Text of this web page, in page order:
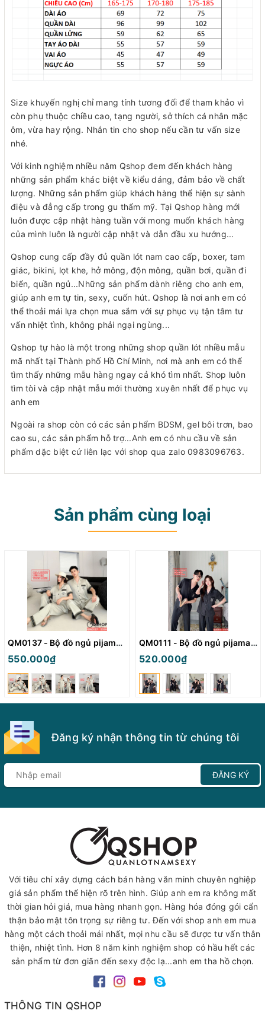
Size khuyến nghị chỉ mang tính tương đối để tham khảo vì
còn phụ thuộc chiều cao, tạng người, sở thích cá nhân mặc
ôm, vừa hay rộng. Nhắn tin cho shop nếu cần tư vấn size
nhé.
Với kinh nghiệm nhiều năm Qshop đem đến khách hàng
những sản phẩm khác biệt về kiểu dáng, đảm bảo về chất
lượng. Những sản phẩm giúp khách hàng thể hiện sự sành
điệu và đẳng cấp trong gu thẩm mỹ. Tại Qshop hàng mới
luôn được cập nhật hàng tuần với mong muốn khách hàng
của mình luôn là người cập nhật và dẫn đầu xu hướng...
Qshop cung cấp đầy đủ quần lót nam cao cấp, boxer, tam
giác, bikini, lọt khe, hở mông, độn mông, quần bơi, quần đi
biển, quần ngủ...Những sản phẩm dành riêng cho anh em,
giúp anh em tự tin, sexy, cuốn hút. Qshop là nơi anh em có
thể thoải mái lựa chọn mua sắm với sự phục vụ tận tâm tư
vấn nhiệt tình, không phải ngại ngùng...
Qshop tự hào là một trong những shop quần lót nhiều mẫu
mã nhất tại Thành phố Hồ Chí Minh, nơi mà anh em có thể
tìm thấy những mẫu hàng ngay cả khó tìm nhất. Shop luôn
tìm tòi và cập nhật mẫu mới thường xuyên nhất để phục vụ
anh em
Ngoài ra shop còn có các sản phẩm BDSM, gel bôi trơn, bao
cao su, các sản phẩm hỗ trợ...Anh em có nhu cầu về sản
phẩm dặc biệt cứ liên lạc với shop qua zalo 0983096763.
Sản phẩm cùng loại
QM0137 - Bộ đồ ngủ pijama cặp đôi lụa mềm mịn quần dài tay ngắn
550.000₫
QM0111 - Bộ đồ ngủ pijama cặp đôi lụa mềm mịn tay ngắn quần dài
520.000₫
Đăng ký nhận thông tin từ chúng tôi
ĐĂNG KÝ
Với tiêu chí xây dựng cách bán hàng văn minh chuyên nghiệp
giá sản phẩm thể hiện rõ trên hình. Giúp anh em ra không mất
thời gian hỏi giá, mua hàng nhanh gọn. Hàng hóa đóng gói cẩn
thận bảo mật tôn trọng sự riêng tư. Đến với shop anh em mua
hàng một cách thoải mái nhất, mọi nhu cầu sẽ được tư vấn thân
thiện, nhiệt tình. Hơn 8 năm kinh nghiệm shop có hầu hết các
sản phẩm từ đơn giãn đến sexy độc lạ...anh em tha hồ chọn.
THÔNG TIN QSHOP